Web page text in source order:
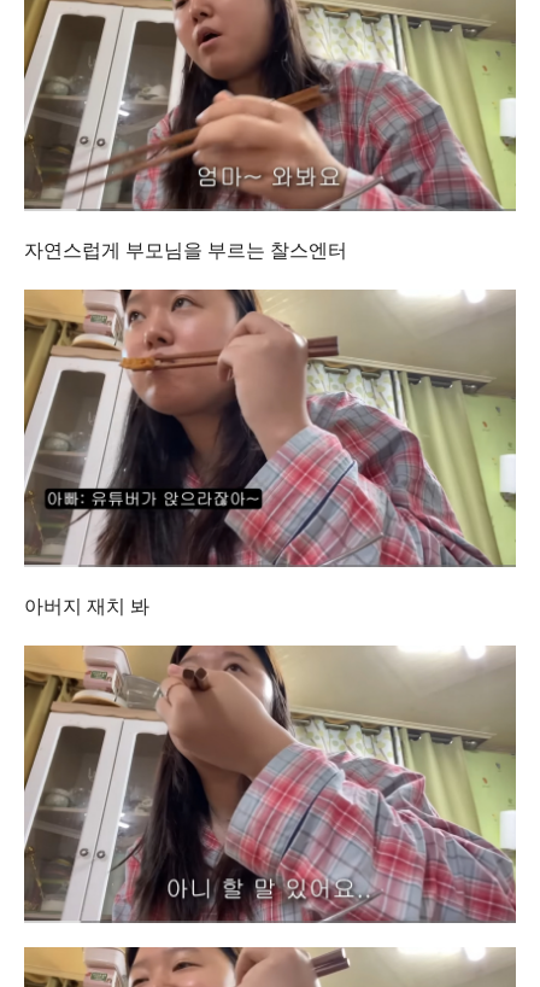
자연스럽게 부모님을 부르는 찰스엔터
아버지 재치 봐